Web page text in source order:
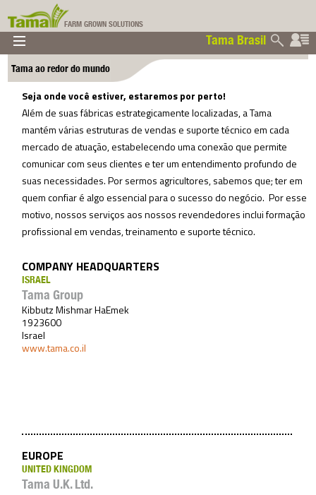
Tama Brasil
FARM GROWN SOLUTIONS
Tama Brasil
▼
▼
▼
▼
Tama ao redor do mundo
Seja onde você estiver, estaremos por perto!
Além de suas fábricas estrategicamente localizadas, a Tama
mantém várias estruturas de vendas e suporte técnico em cada
mercado de atuação, estabelecendo uma conexão que permite
comunicar com seus clientes e ter um entendimento profundo de
suas necessidades. Por sermos agricultores, sabemos que; ter em
quem confiar é algo essencial para o sucesso do negócio. Por esse
motivo, nossos serviços aos nossos revendedores inclui formação
profissional em vendas, treinamento e suporte técnico.
COMPANY HEADQUARTERS
ISRAEL
Tama Group
Kibbutz Mishmar HaEmek
1923600
Israel
www.tama.co.il
EUROPE
UNITED KINGDOM
Tama U.K. Ltd.